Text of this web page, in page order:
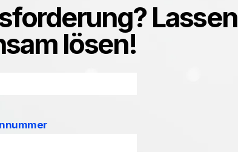
Lassen
lösen!